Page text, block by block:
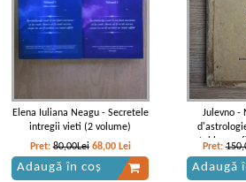
Elena Iuliana Neagu - Secretele
intregii vieti (2 volume)
Pret:80,00Lei 68,00 Lei
Adaugă în coș
Julevno -
tableaux,
Pret:
Adaugă